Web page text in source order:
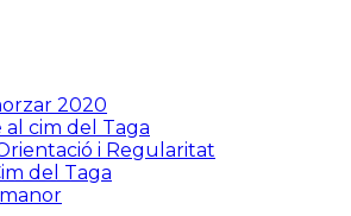
2020
al cim del Taga
i Regularitat
del Taga